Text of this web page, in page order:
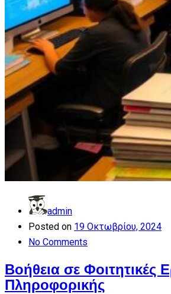
admin
Posted on 19 Οκτωβρίου, 2024
No Comments
Βοήθεια σε Φοιτητικές
Πληροφορικής